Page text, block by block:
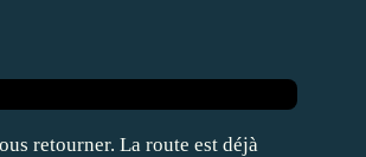
retourner. La route est déjà